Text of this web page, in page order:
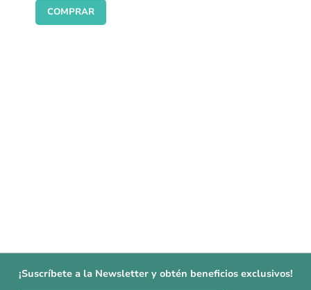
COMPRAR
¡Suscríbete a la Newsletter y obtén beneficios exclusivos!